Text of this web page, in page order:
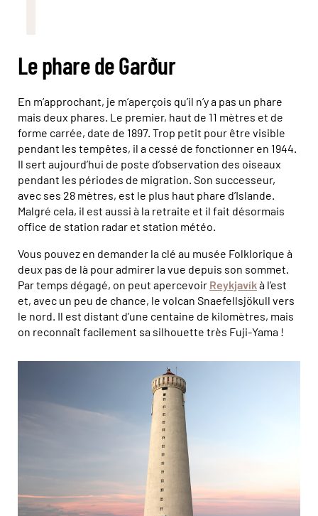
Le phare de Garður
En m’approchant, je m’aperçois qu’il n’y a pas un phare
mais deux phares. Le premier, haut de 11 mètres et de
forme carrée, date de 1897. Trop petit pour être visible
pendant les tempêtes, il a cessé de fonctionner en 1944.
Il sert aujourd’hui de poste d’observation des oiseaux
pendant les périodes de migration. Son successeur,
avec ses 28 mètres, est le plus haut phare d’Islande.
Malgré cela, il est aussi à la retraite et il fait désormais
office de station radar et station météo.
Vous pouvez en demander la clé au musée Folklorique à
deux pas de là pour admirer la vue depuis son sommet.
Par temps dégagé, on peut apercevoir Reykjavíkà l’est
et, avec un peu de chance, le volcan Snaefellsjökull vers
le nord. Il est distant d’une centaine de kilomètres, mais
on reconnaît facilement sa silhouette très Fuji-Yama !